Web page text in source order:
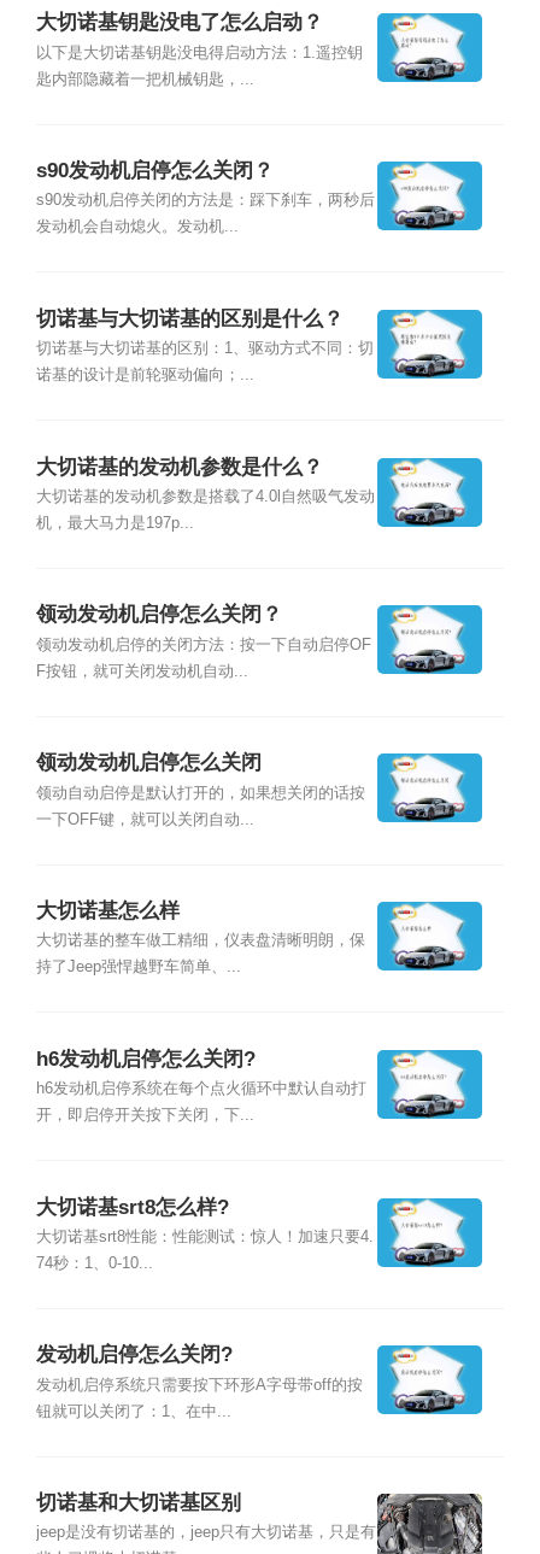
大切诺基钥匙没电了怎么启动？
以下是大切诺基钥匙没电得启动方法：1.遥控钥
匙内部隐藏着一把机械钥匙，...
s90发动机启停怎么关闭？
s90发动机启停关闭的方法是：踩下刹车，两秒后
发动机会自动熄火。发动机...
切诺基与大切诺基的区别是什么？
切诺基与大切诺基的区别：1、驱动方式不同：切
诺基的设计是前轮驱动偏向；...
大切诺基的发动机参数是什么？
大切诺基的发动机参数是搭载了4.0l自然吸气发动
机，最大马力是197p...
领动发动机启停怎么关闭？
领动发动机启停的关闭方法：按一下自动启停OF
F按钮，就可关闭发动机自动...
领动发动机启停怎么关闭
领动自动启停是默认打开的，如果想关闭的话按
一下OFF键，就可以关闭自动...
大切诺基怎么样
大切诺基的整车做工精细，仪表盘清晰明朗，保
持了Jeep强悍越野车简单、...
h6发动机启停怎么关闭?
h6发动机启停系统在每个点火循环中默认自动打
开，即启停开关按下关闭，下...
大切诺基srt8怎么样?
大切诺基srt8性能：性能测试：惊人！加速只要4.
74秒：1、0-10...
发动机启停怎么关闭?
发动机启停系统只需要按下环形A字母带off的按
钮就可以关闭了：1、在中...
切诺基和大切诺基区别
jeep是没有切诺基的，jeep只有大切诺基，只是有